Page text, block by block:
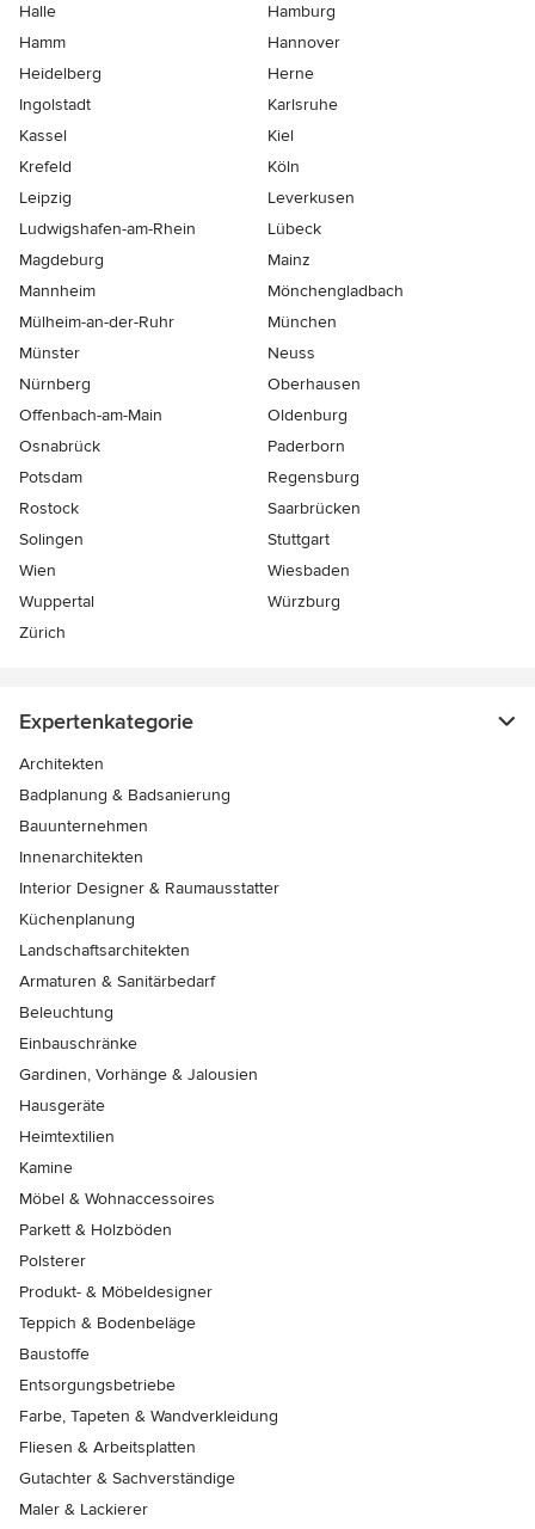
Halle
Hamburg
Hamm
Hannover
Heidelberg
Herne
Ingolstadt
Karlsruhe
Kassel
Kiel
Krefeld
Köln
Leipzig
Leverkusen
Ludwigshafen-am-Rhein
Lübeck
Magdeburg
Mainz
Mannheim
Mönchen­gladbach
Mülheim-an-der-Ruhr
München
Münster
Neuss
Nürnberg
Oberhausen
Offenbach-am-Main
Oldenburg
Osnabrück
Paderborn
Potsdam
Regensburg
Rostock
Saarbrücken
Solingen
Stuttgart
Wien
Wiesbaden
Wuppertal
Würzburg
Zürich
Expertenkategorie
Architekten
Badplanung & Badsanierung
Bauunternehmen
Innenarchitekten
Interior Designer & Raumausstatter
Küchenplanung
Landschaftsarchitekten
Armaturen & Sanitärbedarf
Beleuchtung
Einbauschränke
Gardinen, Vorhänge & Jalousien
Hausgeräte
Heimtextilien
Kamine
Möbel & Wohnaccessoires
Parkett & Holzböden
Polsterer
Produkt- & Möbeldesigner
Teppich & Bodenbeläge
Baustoffe
Entsorgungsbetriebe
Farbe, Tapeten & Wandverkleidung
Fliesen & Arbeitsplatten
Gutachter & Sachverständige
Maler & Lackierer